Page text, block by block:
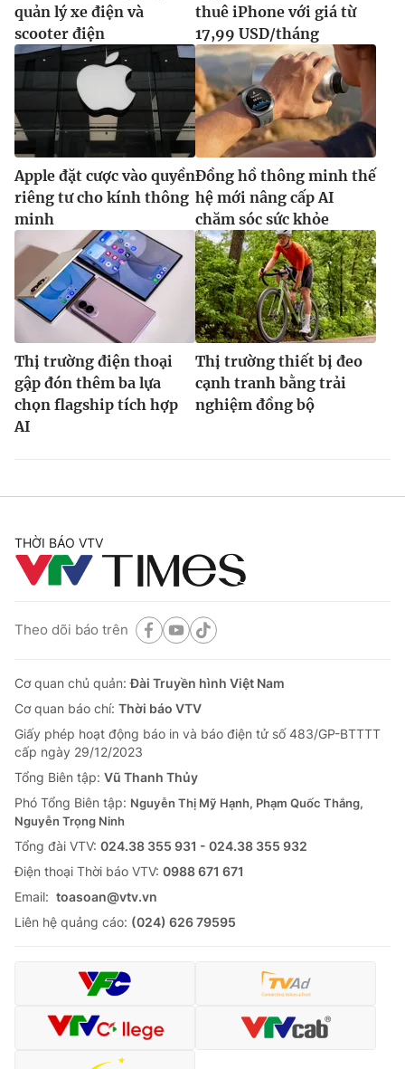
quản lý xe điện và
scooter điện
thuê iPhone với giá từ
17,99 USD/tháng
Apple đặt cược vào quyền
riêng tư cho kính thông
minh
Đồng hồ thông minh thế
hệ mới nâng cấp AI
chăm sóc sức khỏe
Thị trường điện thoại
gập đón thêm ba lựa
chọn flagship tích hợp
AI
Thị trường thiết bị đeo
cạnh tranh bằng trải
nghiệm đồng bộ
THỜI BÁO VTV
Theo dõi báo trên
Cơ quan chủ quản:Đài Truyền hình Việt Nam
Cơ quan báo chí: Thời báo VTV
Giấy phép hoạt động báo in và báo điện tử số 483/GP-BTTTT
cấp ngày 29/12/2023
Tổng Biên tập: Vũ Thanh Thủy
Phó Tổng Biên tập: Nguyễn Thị Mỹ Hạnh, Phạm Quốc Thắng,
Nguyễn Trọng Ninh
Tổng đài VTV: 024.38 355 931 - 024.38 355 932
Ðiện thoại Thời báo VTV: 0988 671 671
Email: toasoan@vtv.vn
Liên hệ quảng cáo: (024) 626 79595